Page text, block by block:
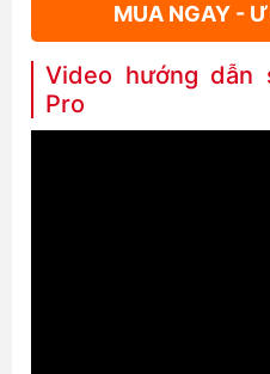
MUA NGAY -
Video hướng dẫn
Pro